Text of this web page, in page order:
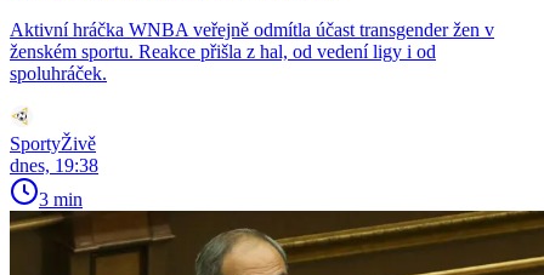
Aktivní hráčka WNBA veřejně odmítla účast transgender žen v
ženském sportu. Reakce přišla z hal, od vedení ligy i od
spoluhráček.
SportyŽivě
dnes, 19:38
3 min